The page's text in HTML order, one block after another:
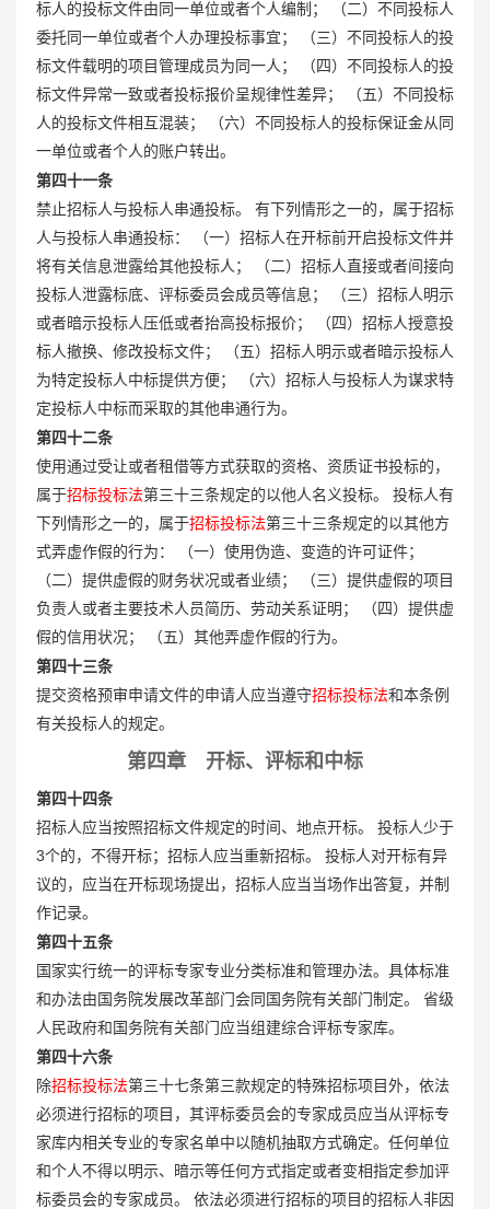
标人的投标文件由同一单位或者个人编制； （二）不同投标人
委托同一单位或者个人办理投标事宜； （三）不同投标人的投
标文件载明的项目管理成员为同一人； （四）不同投标人的投
标文件异常一致或者投标报价呈规律性差异； （五）不同投标
人的投标文件相互混装； （六）不同投标人的投标保证金从同
一单位或者个人的账户转出。
第四十一条
禁止招标人与投标人串通投标。 有下列情形之一的，属于招标
人与投标人串通投标： （一）招标人在开标前开启投标文件并
将有关信息泄露给其他投标人； （二）招标人直接或者间接向
投标人泄露标底、评标委员会成员等信息； （三）招标人明示
或者暗示投标人压低或者抬高投标报价； （四）招标人授意投
标人撤换、修改投标文件； （五）招标人明示或者暗示投标人
为特定投标人中标提供方便； （六）招标人与投标人为谋求特
定投标人中标而采取的其他串通行为。
第四十二条
使用通过受让或者租借等方式获取的资格、资质证书投标的，
属于招标投标法第三十三条规定的以他人名义投标。 投标人有
下列情形之一的，属于招标投标法第三十三条规定的以其他方
式弄虚作假的行为： （一）使用伪造、变造的许可证件；
（二）提供虚假的财务状况或者业绩； （三）提供虚假的项目
负责人或者主要技术人员简历、劳动关系证明； （四）提供虚
假的信用状况； （五）其他弄虚作假的行为。
第四十三条
提交资格预审申请文件的申请人应当遵守招标投标法和本条例
有关投标人的规定。
第四章 开标、评标和中标
第四十四条
招标人应当按照招标文件规定的时间、地点开标。 投标人少于
3个的，不得开标；招标人应当重新招标。 投标人对开标有异
议的，应当在开标现场提出，招标人应当当场作出答复，并制
作记录。
第四十五条
国家实行统一的评标专家专业分类标准和管理办法。具体标准
和办法由国务院发展改革部门会同国务院有关部门制定。 省级
人民政府和国务院有关部门应当组建综合评标专家库。
第四十六条
除招标投标法第三十七条第三款规定的特殊招标项目外，依法
必须进行招标的项目，其评标委员会的专家成员应当从评标专
家库内相关专业的专家名单中以随机抽取方式确定。任何单位
和个人不得以明示、暗示等任何方式指定或者变相指定参加评
标委员会的专家成员。 依法必须进行招标的项目的招标人非因